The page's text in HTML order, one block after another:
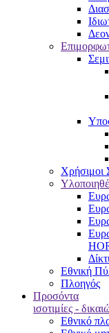
Χρήσιμοι
Εθνική
Πλοηγός
Προσόντα
ισοτιμίες -
Εθνικό